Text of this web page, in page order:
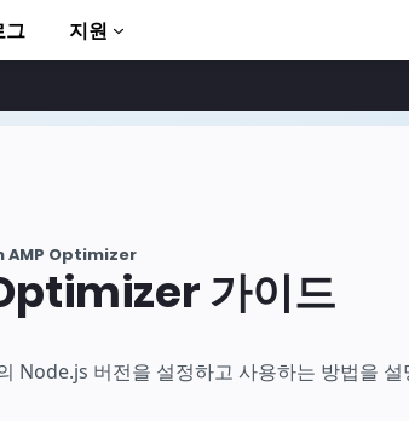
그 지원
AMP Optimizer
가이드
Node.js 버전을 설정하고 사용하는 방법을 설